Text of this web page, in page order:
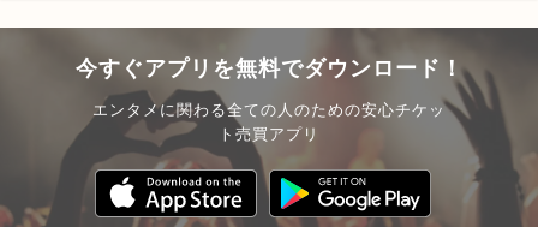
今すぐアプリを無料でダウンロード！
エンタメに関わる全ての人のための安心チケッ
ト売買アプリ